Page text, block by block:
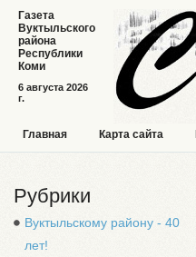
6 августа 2026
г.
Газета
Вуктыльского
района
Республики
Коми
Главная Карта сайта
Рубрики
Вуктыльскому району - 40
лет!